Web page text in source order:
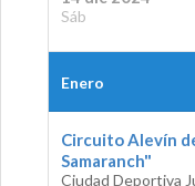
Sáb
Enero
Circuito Alevín
Samaranch"
Ciudad Deportiva